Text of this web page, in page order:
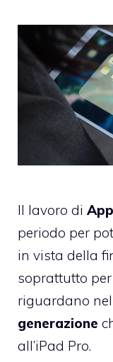
Il lavoro di
periodo per
in vista della
soprattutto
riguardano nel
generazione
all’iPad Pro.